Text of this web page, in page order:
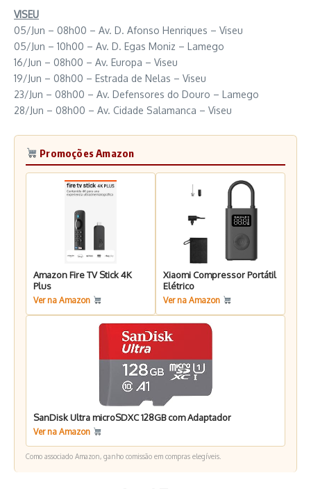
VISEU
05/Jun – 08h00 – Av. D. Afonso Henriques – Viseu
05/Jun – 10h00 – Av. D. Egas Moniz – Lamego
16/Jun – 08h00 – Av. Europa – Viseu
19/Jun – 08h00 – Estrada de Nelas – Viseu
23/Jun – 08h00 – Av. Defensores do Douro – Lamego
28/Jun – 08h00 – Av. Cidade Salamanca – Viseu
Promoções Amazon
Amazon Fire TV Stick 4K
Plus
Ver na Amazon
Xiaomi Compressor Portátil
Elétrico
Ver na Amazon
SanDisk Ultra microSDXC 128GB com Adaptador
Ver na Amazon
Como associado Amazon, ganho comissão em compras elegíveis.